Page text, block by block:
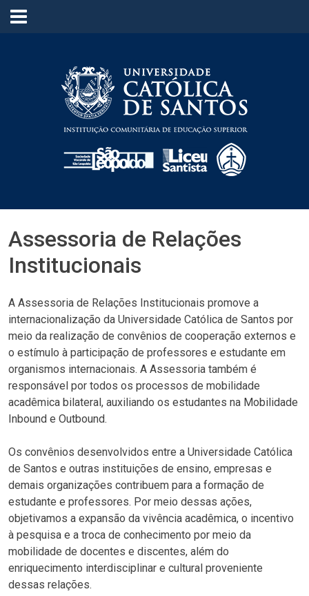
≡
Assessoria de Relações
Institucionais
A Assessoria de Relações Institucionais promove a
internacionalização da Universidade Católica de Santos por
meio da realização de convênios de cooperação externos e
o estímulo à participação de professores e estudante em
organismos internacionais. A Assessoria também é
responsável por todos os processos de mobilidade
acadêmica bilateral, auxiliando os estudantes na Mobilidade
Inbound e Outbound.
Os convênios desenvolvidos entre a Universidade Católica
de Santos e outras instituições de ensino, empresas e
demais organizações contribuem para a formação de
estudante e professores. Por meio dessas ações,
objetivamos a expansão da vivência acadêmica, o incentivo
à pesquisa e a troca de conhecimento por meio da
mobilidade de docentes e discentes, além do
enriquecimento interdisciplinar e cultural proveniente
dessas relações.